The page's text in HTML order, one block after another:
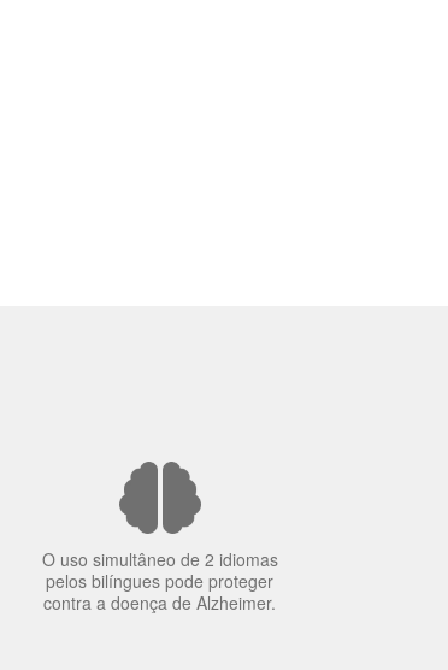
O uso simultâneo de 2 idiomas
pelos bilíngues pode proteger
contra a doença de Alzheimer.